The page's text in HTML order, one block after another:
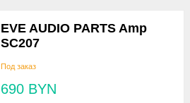
EVE AUDIO PARTS Amp
SC207
Под заказ
690 BYN